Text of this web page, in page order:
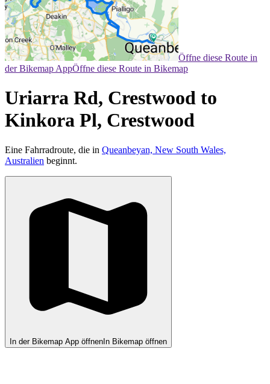
Öffne diese Route in
der Bikemap AppÖffne diese Route in Bikemap
Uriarra Rd, Crestwood to
Kinkora Pl, Crestwood
Eine Fahrradroute, die in Queanbeyan, New South Wales,
Australien beginnt.
In der Bikemap App öffnen In Bikemap öffnen